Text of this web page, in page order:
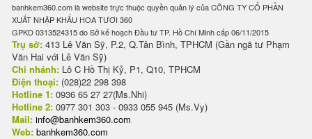
banhkem360.com là website trực thuộc quyền quản lý của CÔNG TY CỔ PHẦN
XUẤT NHẬP KHẨU HOA TƯƠI 360
GPKD 0313524315 do Sở kế hoạch Đầu tư TP. Hồ Chí Minh cấp 06/11/2015
Trụ sở: 413 Lê Văn Sỹ, P.2, Q.Tân Bình, TPHCM (Gần ngã tư Phạm
Văn Hai với Lê Văn Sỹ)
Chi nhánh: Lô C Hồ Thị Kỷ, P1, Q10, TPHCM
Điện thoại: (028)22 298 398
Hotline 1: 0936 65 27 27(Ms.Nhi)
Hotline 2: 0977 301 303 - 0933 055 945 (Ms.Vy)
Mail: info@banhkem360.com
Web: banhkem360.com